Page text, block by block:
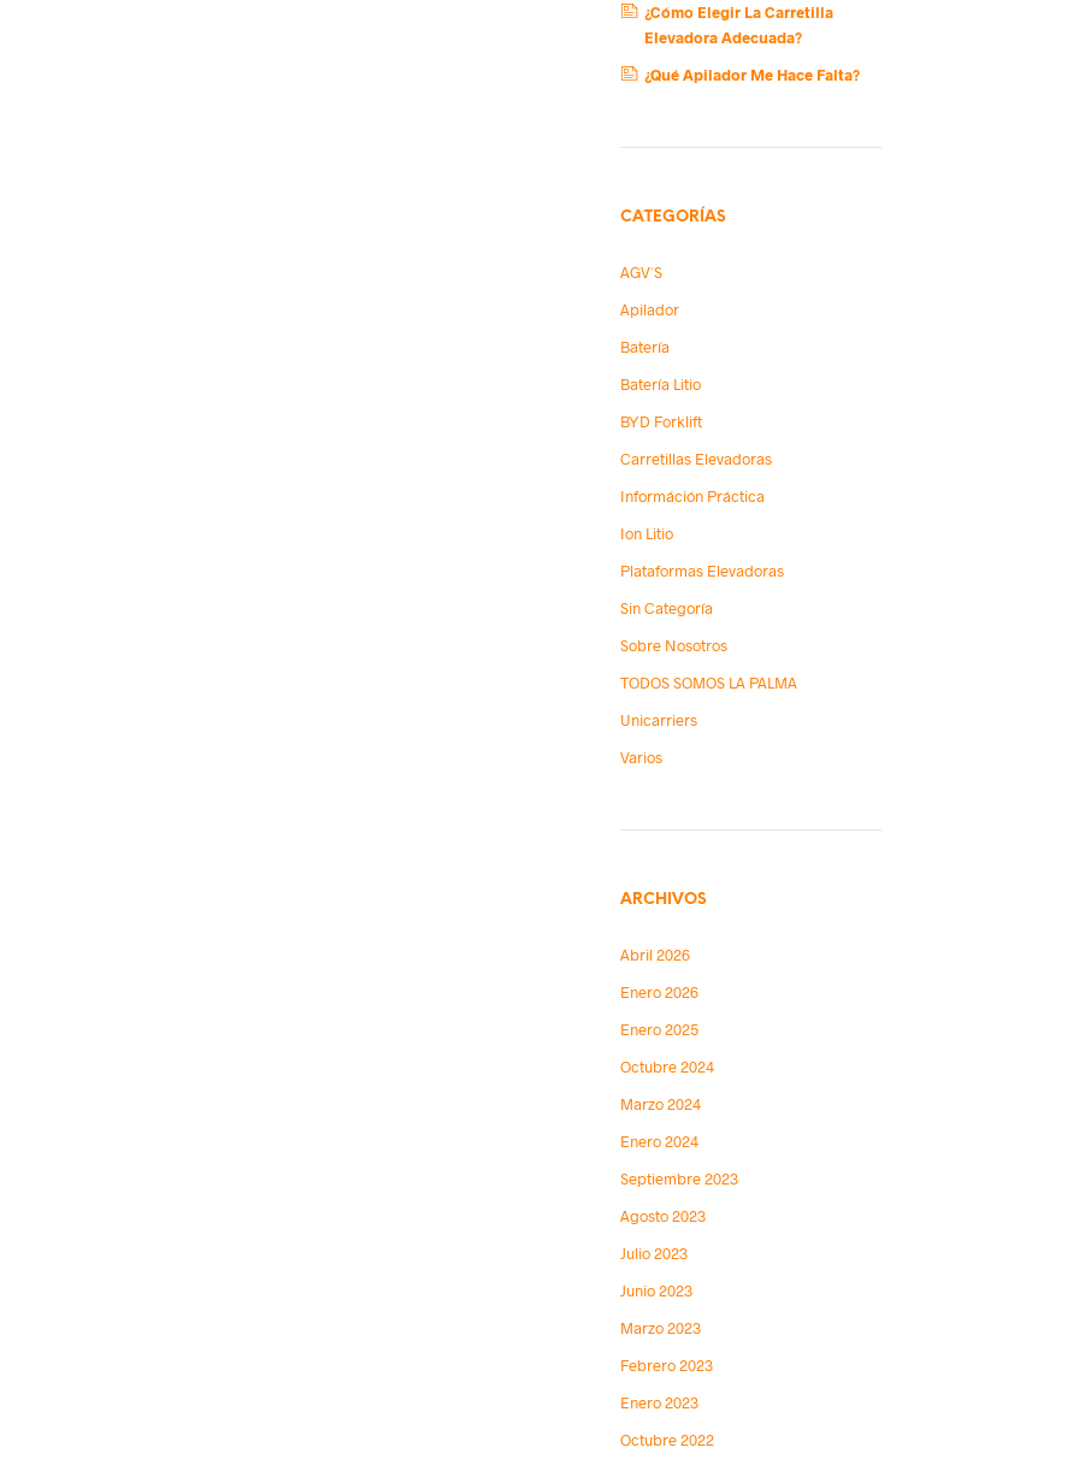
¿Cómo Elegir La Carretilla
Elevadora Adecuada?
¿Qué Apilador Me Hace Falta?
CATEGORÍAS
AGV´s
Apilador
Batería
Batería Litio
BYD Forklift
Carretillas Elevadoras
Információn Práctica
Ion Litio
Plataformas Elevadoras
Sin Categoría
Sobre Nosotros
TODOS SOMOS LA PALMA
Unicarriers
Varios
ARCHIVOS
Abril 2026
Enero 2026
Enero 2025
Octubre 2024
Marzo 2024
Enero 2024
Septiembre 2023
Agosto 2023
Julio 2023
Junio 2023
Marzo 2023
Febrero 2023
Enero 2023
Octubre 2022